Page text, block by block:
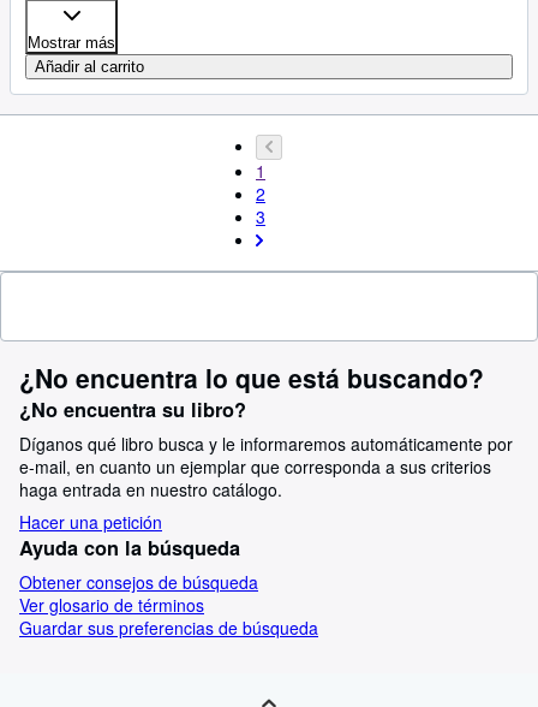
Mostrar más
Añadir al carrito
1
2
3
¿No encuentra lo que está buscando?
¿No encuentra su libro?
Díganos qué libro busca y le informaremos automáticamente por
e-mail, en cuanto un ejemplar que corresponda a sus criterios
haga entrada en nuestro catálogo.
Hacer una petición
Ayuda con la búsqueda
Obtener consejos de búsqueda
Ver glosario de términos
Guardar sus preferencias de búsqueda